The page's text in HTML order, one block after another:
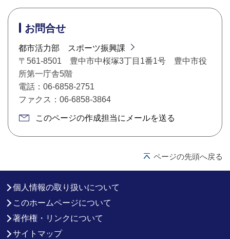
お問合せ
都市活力部 スポーツ振興課
〒561-8501 豊中市中桜塚3丁目1番1号 豊中市役
所第一庁舎5階
電話：06-6858-2751
ファクス：06-6858-3864
このページの作成担当にメールを送る
ページの先頭へ戻る
個人情報の取り扱いについて
このホームページについて
著作権・リンクについて
サイトマップ